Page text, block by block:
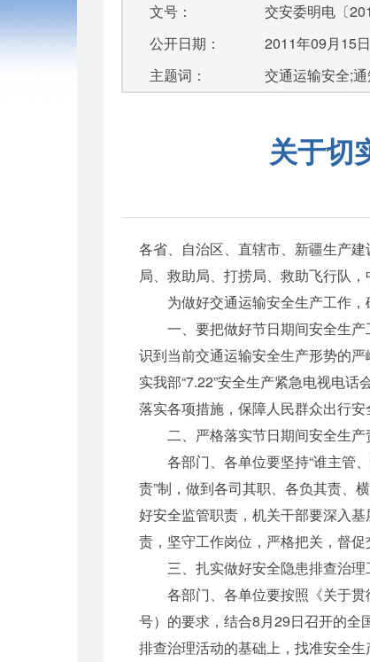
文号：
交安委明电〔
公开日期：
2011年09月15日
主题词：
交通运输安全;
关于切
各省、自治区、直辖市、新疆生产
局、救助局、打捞局、救助飞行队
为做好交通运输安全生产工作，
一、要把做好节日期间安全生产
识到当前交通运输安全生产形势的
实我部“7.22”安全生产紧急电视电
落实各项措施，保障人民群众出行安
二、严格落实节日期间安全生产
各部门、各单位要坚持“谁主管、
责”制，做到各司其职、各负其责、
好安全监管职责，机关干部要深入
责，坚守工作岗位，严格把关，督
三、扎实做好安全隐患排查治理
各部门、各单位要按照《关于贯
号）的要求，结合8月29日召开的全
排查治理活动的基础上，找准安全